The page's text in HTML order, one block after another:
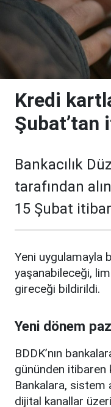
Kredi
Bankacılık
tarafından
15 Şubat
Yeni uygulamayla
yaşanabileceği,
gireceği bildirildi.
Yeni dönem
BDDK’nın
gününden itibaren
Bankalara, sistem
dijital kanallar